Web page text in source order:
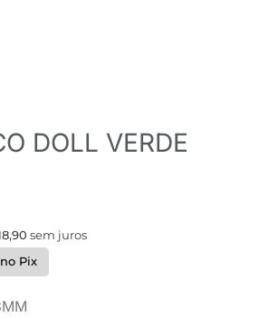
DOLL VERDE
sem juros
no Pix